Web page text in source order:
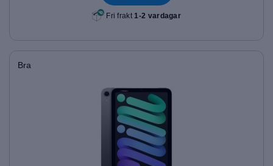
Fri frakt1-2 vardagar
Bra